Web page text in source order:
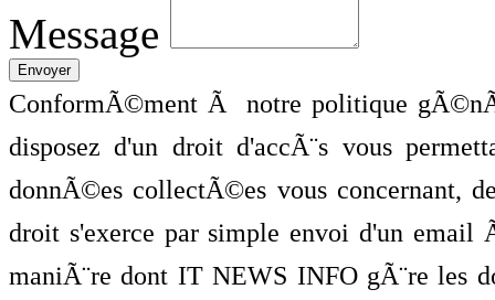
Message
ConformÃ©ment Ã notre politique
disposez d'un droit d'accÃ¨s vous
donnÃ©es collectÃ©es vous concernant,
droit s'exerce par simple envoi d'un
maniÃ¨re dont IT NEWS INFO gÃ¨re les